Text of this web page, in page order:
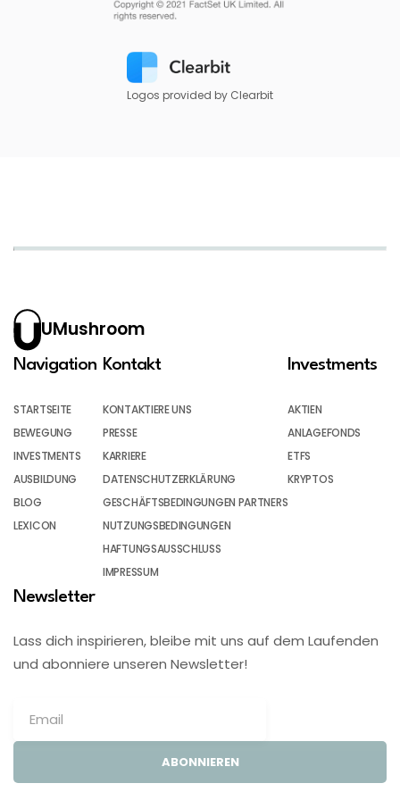
Logos provided by Clearbit
UMushroom
Navigation
STARTSEITE
BEWEGUNG
INVESTMENTS
AUSBILDUNG
BLOG
LEXICON
Kontakt
KONTAKTIERE UNS
PRESSE
KARRIERE
DATENSCHUTZERKLÄRUNG
GESCHÄFTSBEDINGUNGEN PARTNERS
NUTZUNGSBEDINGUNGEN
HAFTUNGSAUSSCHLUSS
IMPRESSUM
Investments
AKTIEN
ANLAGEFONDS
ETFS
KRYPTOS
Newsletter
Lass dich inspirieren, bleibe mit uns auf dem Laufenden
und abonniere unseren Newsletter!
ABONNIEREN